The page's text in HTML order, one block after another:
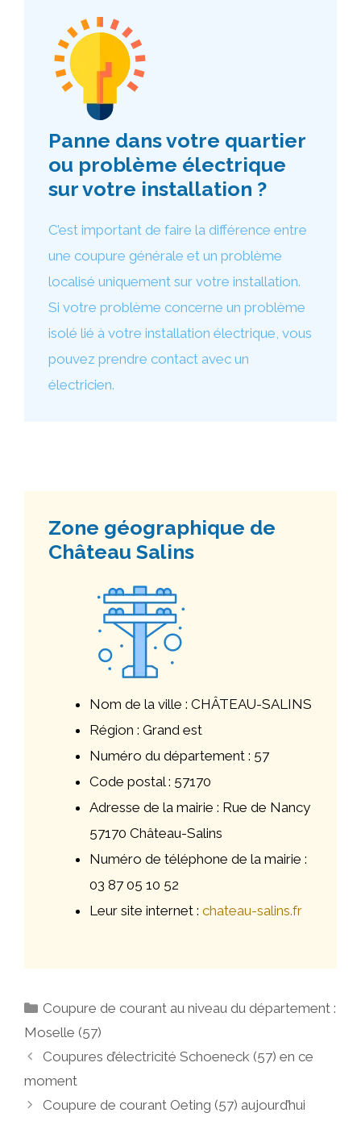
Panne dans votre quartier
ou problème électrique
sur votre installation ?
C’est important de faire la différence entre
une coupure générale et un problème
localisé uniquement sur votre installation.
Si votre problème concerne un problème
isolé lié à votre installation électrique, vous
pouvez prendre contact avec un
électricien.
Zone géographique de
Château Salins
Nom de la ville : CHÂTEAU-SALINS
Région : Grand est
Numéro du département : 57
Code postal : 57170
Adresse de la mairie : Rue de Nancy
57170 Château-Salins
Numéro de téléphone de la mairie :
03 87 05 10 52
Leur site internet : chateau-salins.fr
Catégories
Coupure de courant au niveau du département :
Moselle (57)
Navigation
Coupures d’électricité Schoeneck (57) en ce
moment
Coupure de courant Oeting (57) aujourd’hui